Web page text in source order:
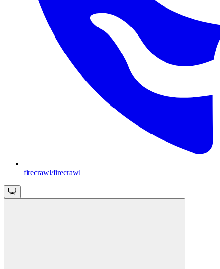
firecrawl/firecrawl